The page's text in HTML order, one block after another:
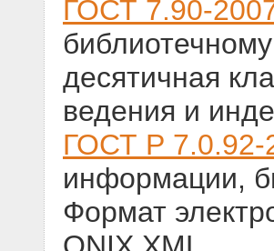
ГОСТ 7.90-
десятичная
ведения и
ГОСТ Р 7.0.92-
информации,
Формат